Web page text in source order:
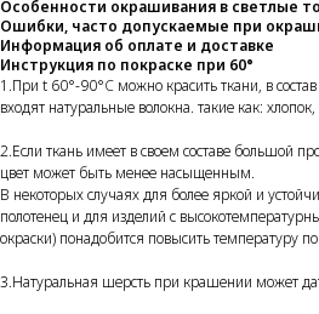
Особенности окрашивания в светлые
Ошибки, часто допускаемые при
Информация об оплате и доставке
Инструкция по покраске при 60°
1.При t 60°-90°C можно красить ткани, в
входят натуральные волокна. такие как:
2.Если ткань имеет в своем составе большой
цвет может быть менее насыщенным.
В некоторых случаях для более яркой и
полотенец и для изделий с
окраски) понадобится повысить температуру
3.Натуральная шерсть при крашении может